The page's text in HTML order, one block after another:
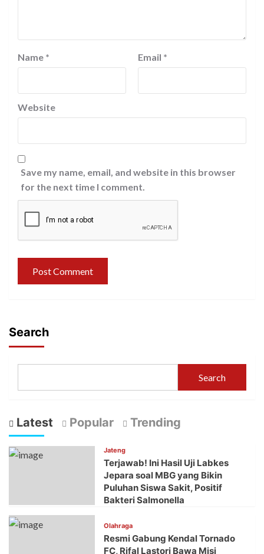
Name * Email *
Website
Save my name, email, and website in this browser
for the next time I comment.
Search
Search
Latest Popular Trending
Jateng
Terjawab! Ini Hasil Uji Labkes
Jepara soal MBG yang Bikin
Puluhan Siswa Sakit, Positif
Bakteri Salmonella
Olahraga
Resmi Gabung Kendal Tornado
FC, Rifal Lastori Bawa Misi